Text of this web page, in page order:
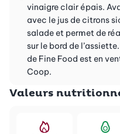
vinaigre clair épais.
avec le jus de citrons
salade et permet de
sur le bord de
de Fine Food est en
Coop.
Valeurs